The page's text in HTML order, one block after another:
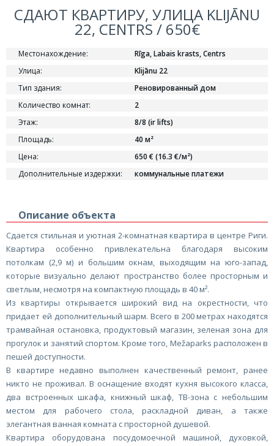
СДАЮТ КВАРТИРУ, УЛИЦА KLIJĀNU
22, CENTRS / 650€
Местонахождение:
Rīga, Labais krasts, Centrs
Улица:
Klijānu 22
Тип здания:
Реновированный дом
Количество комнат:
2
Этаж:
8/8 (ir lifts)
Площадь:
40 м²
Цена:
650 € (16.3 €/м²)
Дополнительные издержки:
коммунальные платежи
Описание объекта
Сдается стильная и уютная 2-комнатная квартира в центре Риги.
Квартира особенно привлекательна благодаря высоким
потолкам (2,9 м) и большим окнам, выходящим на юго-запад,
которые визуально делают пространство более просторным и
светлым, несмотря на компактную площадь в 40 м².
Из квартиры открывается широкий вид на окрестности, что
придает ей дополнительный шарм. Всего в 200 метрах находятся
трамвайная остановка, продуктовый магазин, зеленая зона для
прогулок и занятий спортом. Кроме того, Mežaparks расположен в
пешей доступности.
В квартире недавно выполнен качественный ремонт, ранее
никто не проживал. В оснащение входят кухня высокого класса,
два встроенных шкафа, книжный шкаф, ТВ-зона с небольшим
местом для рабочего стола, раскладной диван, а также
элегантная ванная комната с просторной душевой.
Квартира оборудована посудомоечной машиной, духовкой,